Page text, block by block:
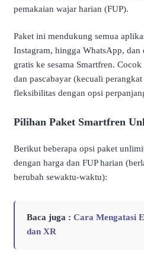
pemakaian wajar harian (FUP).
Paket ini mendukung semua
Instagram, hingga WhatsApp,
gratis ke sesama Smartfren.
dan pascabayar (kecuali
fleksibilitas dengan opsi
Pilihan Paket Smartfren
Berikut beberapa opsi paket
dengan harga dan FUP harian
berubah sewaktu-waktu):
Baca juga : Cara Mengatasi
dan XR